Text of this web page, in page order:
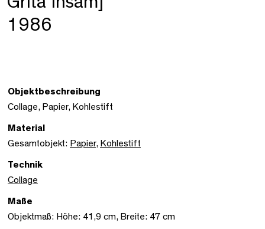
1986
Objektbeschreibung
Collage, Papier, Kohlestift
Material
Gesamtobjekt: Papier, Kohlestift
Technik
Collage
Maße
Objektmaß: Höhe: 41,9 cm, Breite: 47 cm